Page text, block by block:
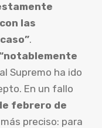
las
.
Supremo ha ido
En un fallo
febrero de
preciso: para